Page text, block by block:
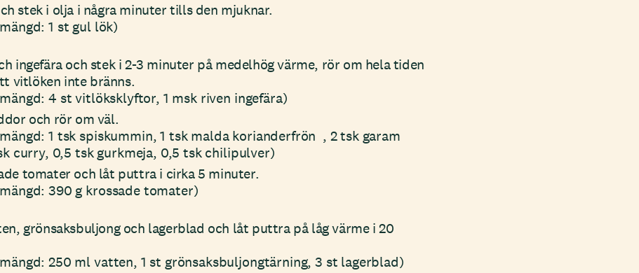
stek i olja i några minuter tills den mjuknar.
1 st gul lök)
ingefära och stek i 2-3 minuter på medelhög värme, rör om hela tiden
vitlöken inte bränns.
4 st vitlöksklyftor, 1 msk riven ingefära)
och rör om väl.
1 tsk spiskummin, 1 tsk malda korianderfrön , 2 tsk garam
curry, 0,5 tsk gurkmeja, 0,5 tsk chilipulver)
tomater och låt puttra i cirka 5 minuter.
390 g krossade tomater)
grönsaksbuljong och lagerblad och låt puttra på låg värme i 20
250 ml vatten, 1 st grönsaksbuljongtärning, 3 st lagerblad)